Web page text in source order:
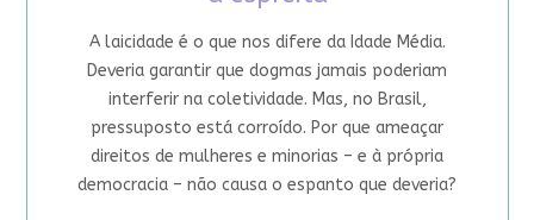
A laicidade é o que nos difere da Idade Média.
Deveria garantir que dogmas jamais poderiam
interferir na coletividade. Mas, no Brasil,
pressuposto está corroído. Por que ameaçar
direitos de mulheres e minorias – e à própria
democracia – não causa o espanto que deveria?